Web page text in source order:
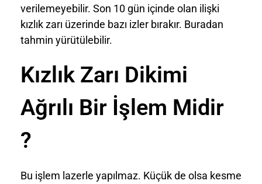
verilemeyebilir. Son 10 gün içinde olan ilişki
kızlık zarı üzerinde bazı izler bırakır. Buradan
tahmin yürütülebilir.
Kızlık Zarı Dikimi
Ağrılı Bir İşlem Midir
?
Bu işlem lazerle yapılmaz. Küçük de olsa kesme